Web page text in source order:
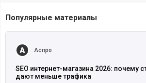
Популярные материалы
Аспро
SEO интернет-магазина 2026: почему
дают меньше трафика